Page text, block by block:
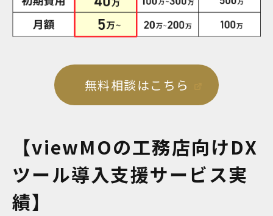
無料相談はこちら
【viewMOの工務店向けDX
ツール導入支援サービス実
績】